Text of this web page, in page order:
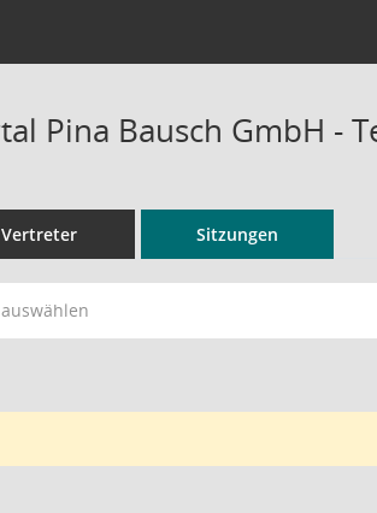
Pina Bausch GmbH -
Vertreter Sitzungen